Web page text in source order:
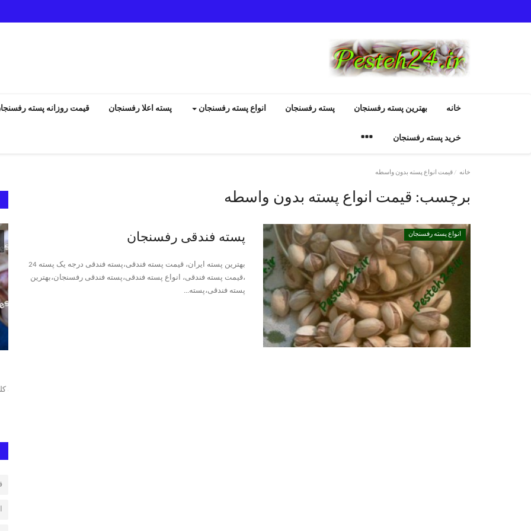
خانه بهترین پسته رفسنجان پسته رفسنجان انواع پسته رفسنجان پسته اعلا رفسنجان قیمت روزانه پسته
خرید پسته رفسنجان
خانه قیمت انواع پسته بدون واسطه
برچسب: قیمت انواع پسته بدون واسطه
انواع پسته رفسنجان پسته فندقی رفسنجان
بهترین پسته ایران، قیمت پسته فندقی،پسته فندقی درجه یک پسته 24
،قیمت پسته فندقی، انواع پسته فندقی،پسته فندقی رفسنجان،بهترین
پسته فندقی،پسته...
انواع پسته رفسنجان انواع پسته رفسنجان